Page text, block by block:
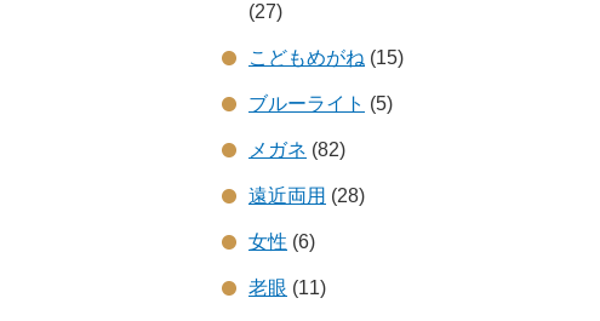
(27)
こどもめがね (15)
ブルーライト (5)
メガネ (82)
遠近両用 (28)
女性 (6)
老眼 (11)